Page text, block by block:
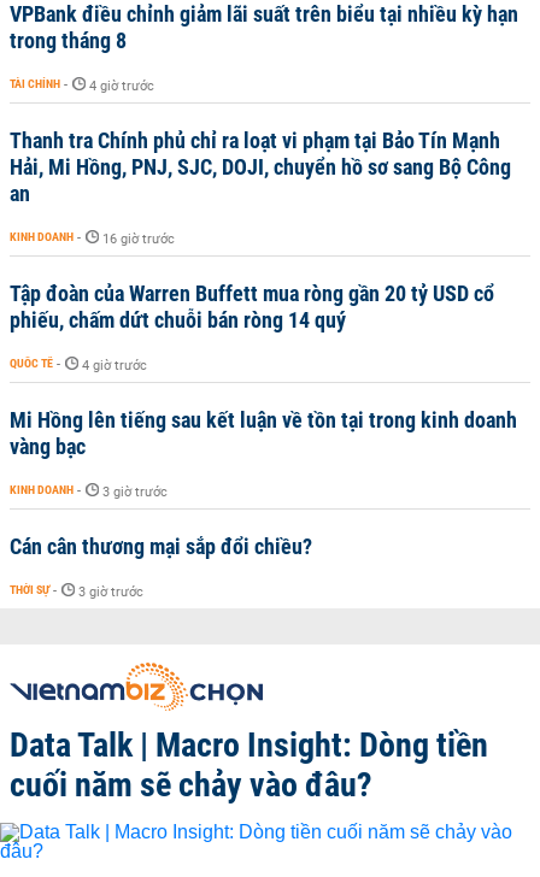
VPBank điều chỉnh giảm lãi suất trên biểu tại nhiều kỳ hạn
trong tháng 8
TÀI CHÍNH - 4 giờ trước
Thanh tra Chính phủ chỉ ra loạt vi phạm tại Bảo Tín Mạnh
Hải, Mi Hồng, PNJ, SJC, DOJI, chuyển hồ sơ sang Bộ Công
an
KINH DOANH - 16 giờ trước
Tập đoàn của Warren Buffett mua ròng gần 20 tỷ USD cổ
phiếu, chấm dứt chuỗi bán ròng 14 quý
QUỐC TẾ - 4 giờ trước
Mi Hồng lên tiếng sau kết luận về tồn tại trong kinh doanh
vàng bạc
KINH DOANH - 3 giờ trước
Cán cân thương mại sắp đổi chiều?
THỜI SỰ - 3 giờ trước
Data Talk | Macro Insight: Dòng tiền
cuối năm sẽ chảy vào đâu?